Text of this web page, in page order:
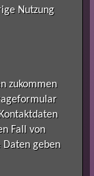
Nutzung
zukommen
Fall von
Daten geben